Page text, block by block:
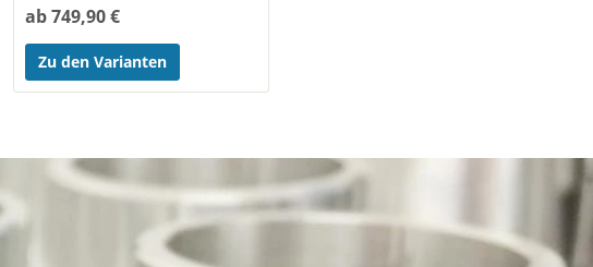
ab 749,90 €
Zu den Varianten